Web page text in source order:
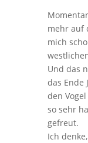
mehr auf
mich
Und das
das Ende
den
so sehr
gefreut.
Ich